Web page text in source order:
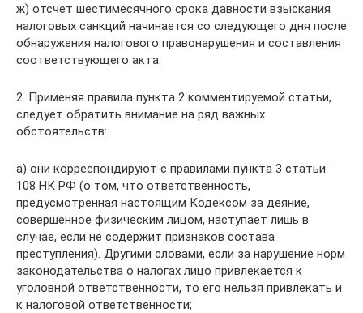
ж) отсчет шестимесячного срока давности взыскания
налоговых санкций начинается со следующего дня после
обнаружения налогового правонарушения и составления
соответствующего акта.
2. Применяя правила пункта 2 комментируемой статьи,
следует обратить внимание на ряд важных
обстоятельств:
а) они корреспондируют с правилами пункта 3 статьи
108 НК РФ (о том, что ответственность,
предусмотренная настоящим Кодексом за деяние,
совершенное физическим лицом, наступает лишь в
случае, если не содержит признаков состава
преступления). Другими словами, если за нарушение норм
законодательства о налогах лицо привлекается к
уголовной ответственности, то его нельзя привлекать и
к налоговой ответственности;